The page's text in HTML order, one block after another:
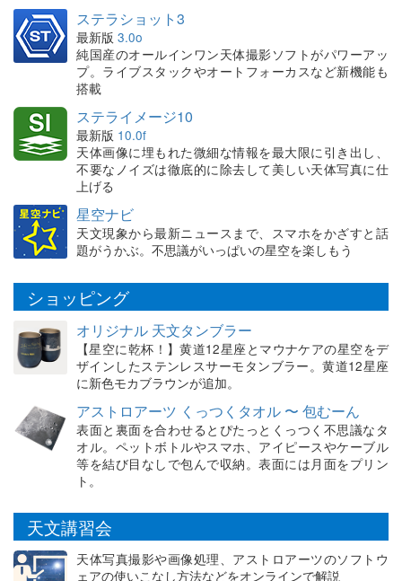
ステラショット3
最新版 3.0o
純国産のオールインワン天体撮影ソフトがパワーアッ
プ。ライブスタックやオートフォーカスなど新機能も
搭載
ステライメージ10
最新版 10.0f
天体画像に埋もれた微細な情報を最大限に引き出し、
不要なノイズは徹底的に除去して美しい天体写真に仕
上げる
星空ナビ
天文現象から最新ニュースまで、スマホをかざすと話
題がうかぶ。不思議がいっぱいの星空を楽しもう
ショッピング
オリジナル 天文タンブラー
【星空に乾杯！】黄道12星座とマウナケアの星空をデ
ザインしたステンレスサーモタンブラー。黄道12星座
に新色モカブラウンが追加。
アストロアーツ くっつくタオル 〜 包むーん
表面と裏面を合わせるとぴたっとくっつく不思議なタ
オル。ペットボトルやスマホ、アイピースやケーブル
等を結び目なしで包んで収納。表面には月面をプリン
ト。
天文講習会
天体写真撮影や画像処理、アストロアーツのソフトウ
ェアの使いこなし方法などをオンラインで解説